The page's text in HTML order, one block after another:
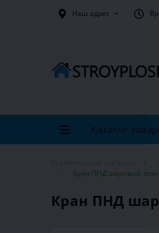
Наш адрес
Каталог
Кран ПНД шаровый
Кран ПНД